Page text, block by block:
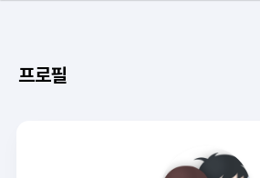
프로필